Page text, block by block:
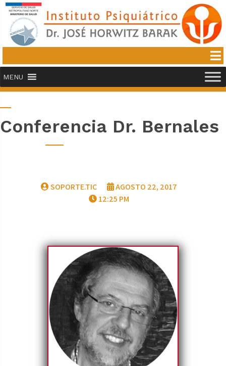
MENU
Conferencia Dr. Bernales
SOPORTE.TIC
AGOSTO 22, 2017
12:25 PM